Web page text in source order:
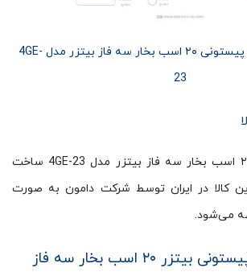
محل نصب کمپرسور پیستونی ۲۰ اسب بخار سه فاز بیتزر مدل 4GE-
23
کمپرسور پیستونی ۲۰ اسب بخار سه فاز بیتزر مدل 4GE-23 ساخت
کالا در ایران توسط شرکت دامون به صورت
می‌شود.
قیمت کمپرسور پیستونی بیتزر ۲۰ اسب بخار سه فاز